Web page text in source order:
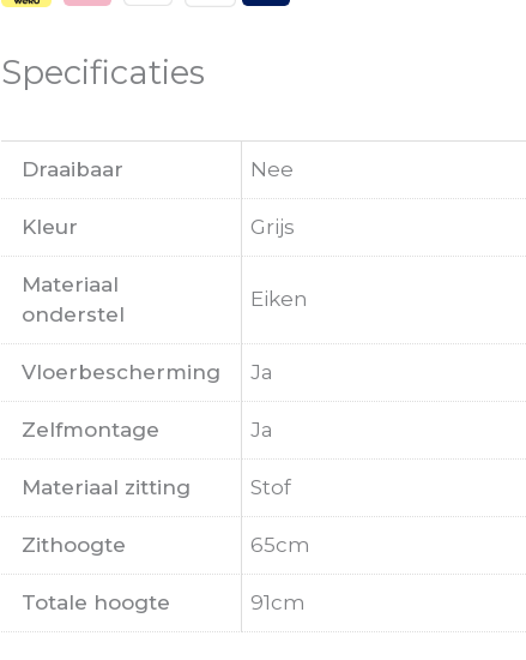
Specificaties
Draaibaar Nee
Kleur Grijs
Materiaal
onderstel
Eiken
Vloerbescherming Ja
Zelfmontage Ja
Materiaal zitting Stof
Zithoogte 65cm
Totale hoogte 91cm